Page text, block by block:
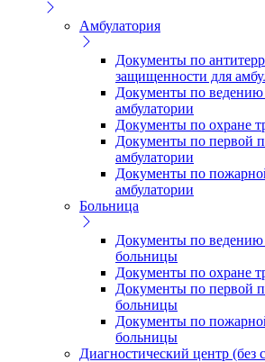
Амбулатория
Документы по
защищенности для
Документы по ведению
амбулатории
Документы по охране
Документы по первой
амбулатории
Документы по
амбулатории
Больница
Документы по ведению
больницы
Документы по охране
Документы по первой
больницы
Документы по
больницы
Диагностический центр (без